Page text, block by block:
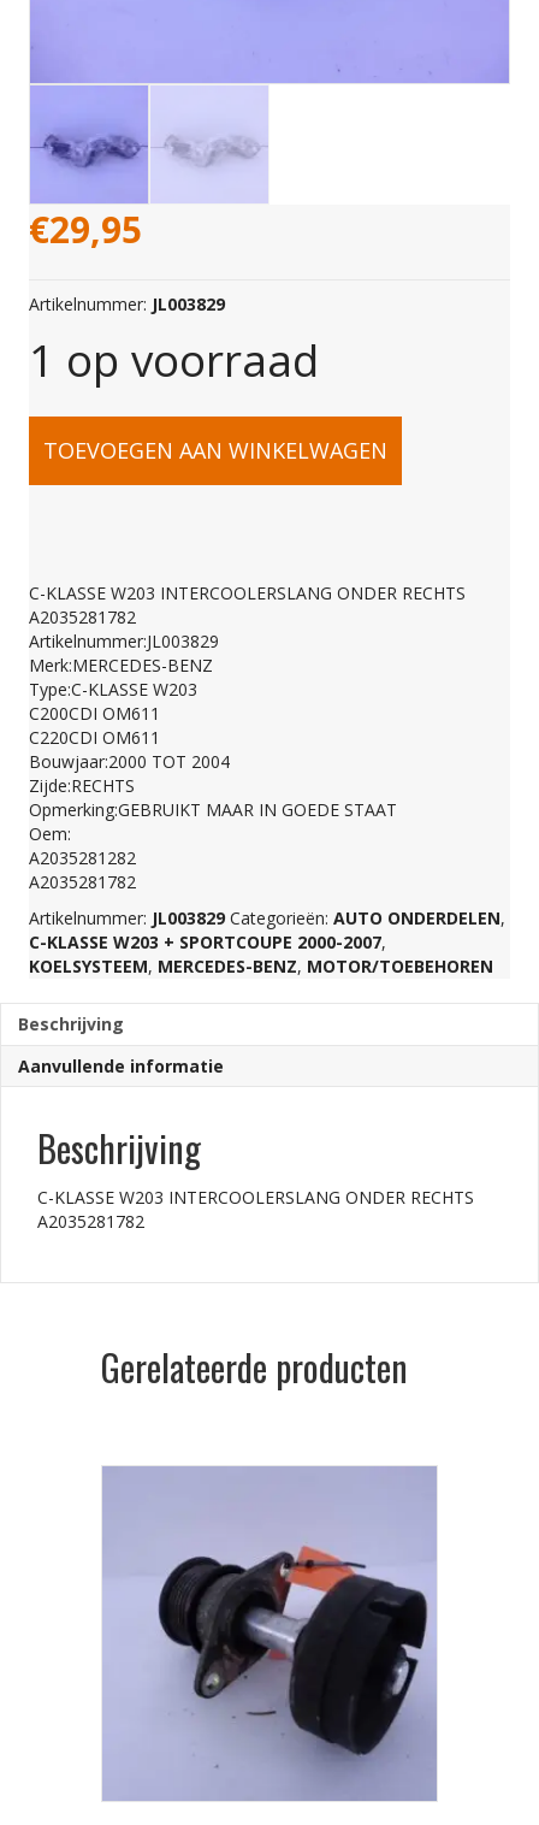
€29,95
Artikelnummer: JL003829
1 op voorraad
C-
W203
INTERCOOLERSLANG
ONDER
RECHTS
A2035281782
aantal
TOEVOEGEN AAN WINKELWAGEN
C-KLASSE W203 INTERCOOLERSLANG ONDER RECHTS
A2035281782
Artikelnummer:JL003829
Merk:MERCEDES-BENZ
Type:C-KLASSE W203
C200CDI OM611
C220CDI OM611
Bouwjaar:2000 TOT 2004
Zijde:RECHTS
Opmerking:GEBRUIKT MAAR IN GOEDE STAAT
Oem:
A2035281282
A2035281782
Artikelnummer: JL003829 Categorieën: AUTO ONDERDELEN,
C-KLASSE W203 + SPORTCOUPE 2000-2007,
KOELSYSTEEM, MERCEDES-BENZ, MOTOR/TOEBEHOREN
Beschrijving
Aanvullende informatie
Beschrijving
C-KLASSE W203 INTERCOOLERSLANG ONDER RECHTS
A2035281782
Gerelateerde producten